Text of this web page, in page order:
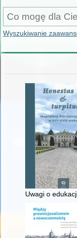
Wyszukiwanie
Uwagi o